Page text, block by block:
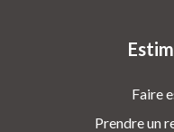
Faire
Prendre un